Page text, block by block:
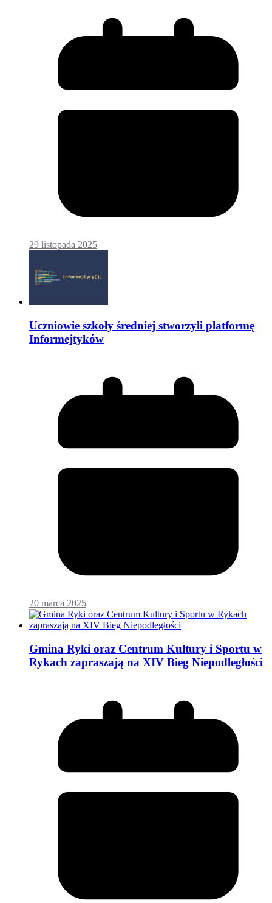
29 listopada 2025
Uczniowie szkoły średniej stworzyli platformę
Informejtyków
20 marca 2025
Gmina Ryki oraz Centrum Kultury i Sportu w
Rykach zapraszają na XIV Bieg Niepodległości